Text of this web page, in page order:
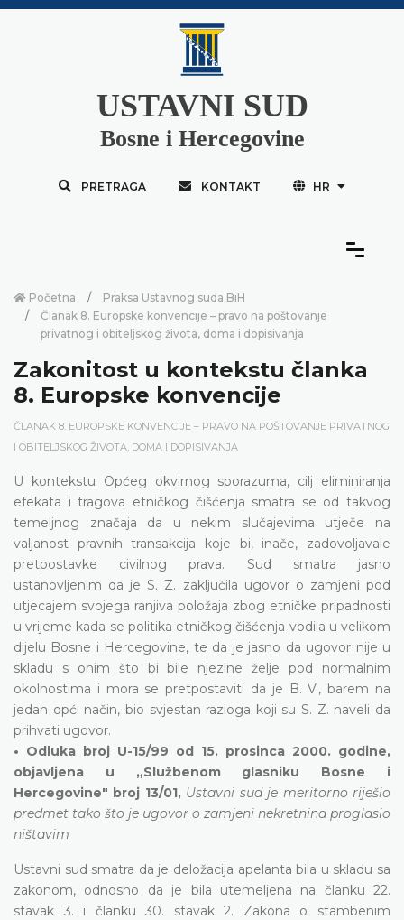
USTAVNI SUD
Bosne i Hercegovine
PRETRAGA KONTAKT HR
Početna
Praksa Ustavnog suda BiH
Članak 8. Europske konvencije – pravo na poštovanje
privatnog i obiteljskog života, doma i dopisivanja
Zakonitost u kontekstu članka
8. Europske konvencije
ČLANAK 8. EUROPSKE KONVENCIJE – PRAVO NA POŠTOVANJE PRIVATNOG
I OBITELJSKOG ŽIVOTA, DOMA I DOPISIVANJA
U kontekstu Općeg okvirnog sporazuma, cilj eliminiranja
efekata i tragova etničkog čišćenja smatra se od takvog
temeljnog značaja da u nekim slučajevima utječe na
valjanost pravnih transakcija koje bi, inače, zadovoljavale
pretpostavke civilnog prava. Sud smatra jasno
ustanovljenim da je S. Z. zaključila ugovor o zamjeni pod
utjecajem svojega ranjiva položaja zbog etničke pripadnosti
u vrijeme kada se politika etničkog čišćenja vodila u velikom
dijelu Bosne i Hercegovine, te da je jasno da ugovor nije u
skladu s onim što bi bile njezine želje pod normalnim
okolnostima i mora se pretpostaviti da je B. V., barem na
jedan opći način, bio svjestan razloga koji su S. Z. naveli da
prihvati ugovor.
• Odluka broj U-15/99 od 15. prosinca 2000. godine,
objavljena u „Službenom glasniku Bosne i
Hercegovine" broj 13/01, Ustavni sud je meritorno riješio
predmet tako što je ugovor o zamjeni nekretnina proglasio
ništavim
Ustavni sud smatra da je deložacija apelanta bila u skladu sa
zakonom, odnosno da je bila utemeljena na članku 22.
stavak 3. i članku 30. stavak 2. Zakona o stambenim